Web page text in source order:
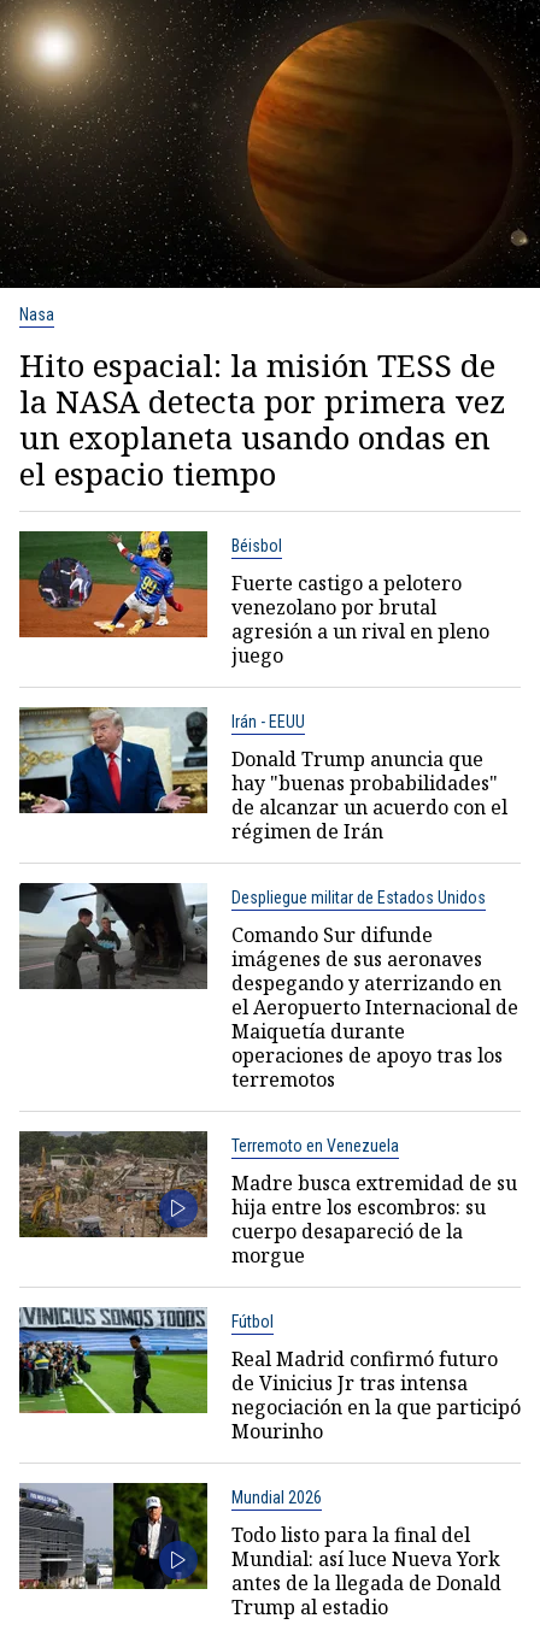
Nasa
Hito espacial: la misión TESS de
la NASA detecta por primera vez
un exoplaneta usando ondas en
el espacio tiempo
Béisbol
Fuerte castigo a pelotero
venezolano por brutal
agresión a un rival en pleno
juego
Irán - EEUU
Donald Trump anuncia que
hay "buenas probabilidades"
de alcanzar un acuerdo con el
régimen de Irán
Despliegue militar de Estados Unidos
Comando Sur difunde
imágenes de sus aeronaves
despegando y aterrizando en
el Aeropuerto Internacional de
Maiquetía durante
operaciones de apoyo tras los
terremotos
Terremoto en Venezuela
Madre busca extremidad de su
hija entre los escombros: su
cuerpo desapareció de la
morgue
Fútbol
Real Madrid confirmó futuro
de Vinicius Jr tras intensa
negociación en la que participó
Mourinho
Mundial 2026
Todo listo para la final del
Mundial: así luce Nueva York
antes de la llegada de Donald
Trump al estadio